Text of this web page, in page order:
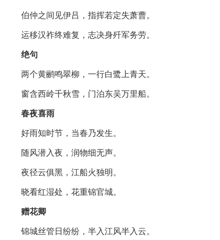
伯仲之间见伊吕，指挥若定失萧曹。
运移汉祚终难复，志决身歼军务劳。
绝句
两个黄鹂鸣翠柳，一行白鹭上青天。
窗含西岭千秋雪，门泊东吴万里船。
春夜喜雨
好雨知时节，当春乃发生。
随风潜入夜，润物细无声。
夜径云俱黑，江船火独明。
晓看红湿处，花重锦官城。
赠花卿
锦城丝管日纷纷，半入江风半入云。